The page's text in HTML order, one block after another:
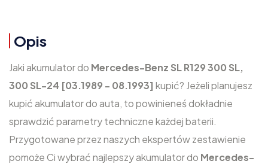
Opis
Jaki akumulator do Mercedes-Benz SL R129 300 SL,
300 SL-24 [03.1989 - 08.1993] kupić? Jeżeli planujesz
kupić akumulator do auta, to powinieneś dokładnie
sprawdzić parametry techniczne każdej baterii.
Przygotowane przez naszych ekspertów zestawienie
pomoże Ci wybrać najlepszy akumulator do Mercedes-